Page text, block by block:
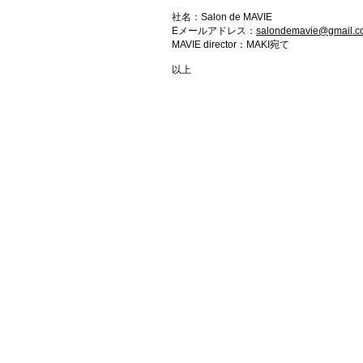
社名：Salon de MAVIE
Eメールアドレス：
MAVIE director：MAKI宛て
以上